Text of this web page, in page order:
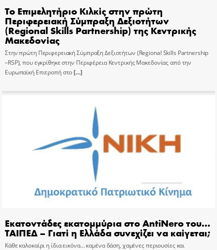
Το Επιμελητήριο Κιλκίς στην πρώτη
Περιφερειακή Σύμπραξη Δεξιοτήτων
(Regional Skills Partnership) της Κεντρικής
Μακεδονίας
Στην πρώτη Περιφερειακή Σύμπραξη Δεξιοτήτων (Regional Skills Partnership
–RSP), που εγκρίθηκε στην Περιφέρεια Κεντρικής Μακεδονίας από την
Ευρωπαϊκή Επιτροπή στο[…]
Εκατοντάδες εκατομμύρια στο AntiNero του…
ΤΑΙΠΕΔ – Γιατί η Ελλάδα συνεχίζει να καίγεται;
Κάθε καλοκαίρι η ίδια εικόνα… καμένα δάση, χαμένες περιουσίες και